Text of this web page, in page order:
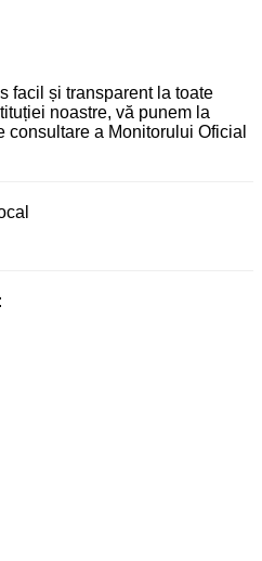
facil și transparent la toate
noastre, vă punem la
a Monitorului Oficial